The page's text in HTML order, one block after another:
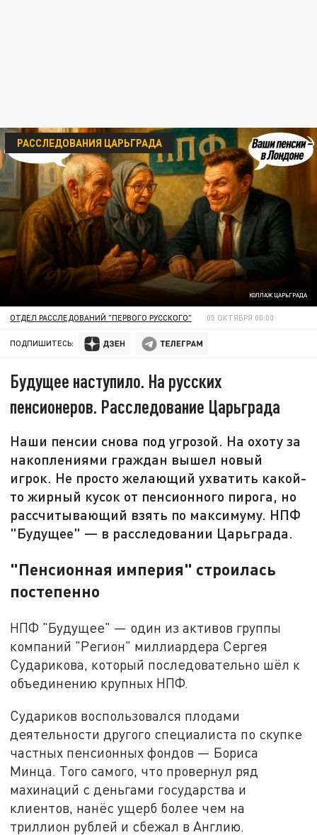
КОЛЛАЖ ЦАРЬГРАДА
РАССЛЕДОВАНИЯ ЦАРЬГРАДА
ОТДЕЛ РАССЛЕДОВАНИЙ "ПЕРВОГО РУССКОГО" 05 ОКТЯБРЯ 00:00
ПОДПИШИТЕСЬ:
Будущее наступило. На русских
пенсионеров. Расследование Царьграда
Наши пенсии снова под угрозой. На охоту за
накоплениями граждан вышел новый
игрок. Не просто желающий ухватить какой-
то жирный кусок от пенсионного пирога, но
рассчитывающий взять по максимуму. НПФ
"Будущее" — в расследовании Царьграда.
"Пенсионная империя" строилась
постепенно
НПФ "Будущее" — один из активов группы
компаний "Регион" миллиардера Сергея
Сударикова, который последовательно шёл к
объединению крупных НПФ.
Судариков воспользовался плодами
деятельности другого специалиста по скупке
частных пенсионных фондов — Бориса
Минца. Того самого, что провернул ряд
махинаций с деньгами государства и
клиентов, нанёс ущерб более чем на
триллион рублей и сбежал в Англию.